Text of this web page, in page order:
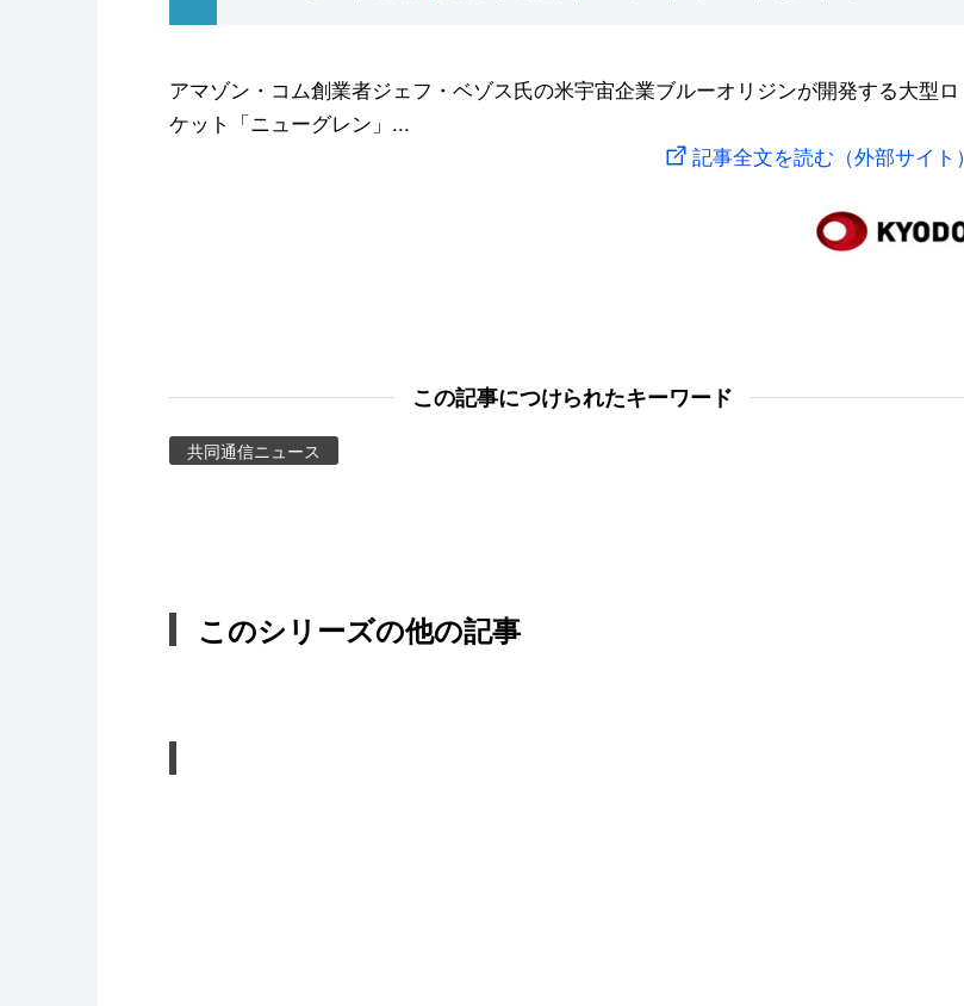
アマゾン・コム創業者ジェフ・ベゾス氏の米宇宙企業ブルーオリジンが開発する大型ロ
ケット「ニューグレン」...
記事全文を読む（外部サイト）
この記事につけられたキーワード
共同通信ニュース
このシリーズの他の記事